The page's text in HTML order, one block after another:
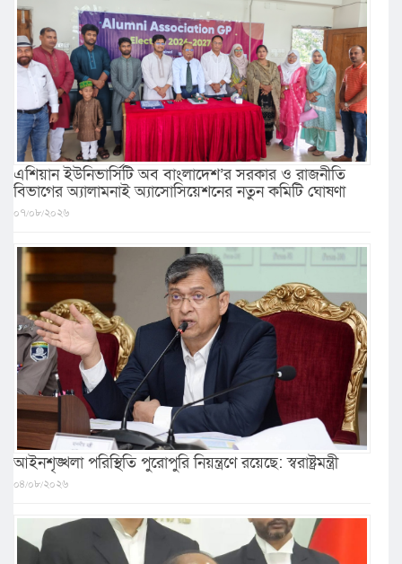
এশিয়ান ইউনিভার্সিটি অব বাংলাদেশ’র সরকার ও রাজনীতি
বিভাগের অ্যালামনাই অ্যাসোসিয়েশনের নতুন কমিটি ঘোষণা
০৭/০৮/২০২৬
আইনশৃঙ্খলা পরিস্থিতি পুরোপুরি নিয়ন্ত্রণে রয়েছে: স্বরাষ্ট্রমন্ত্রী
০৪/০৮/২০২৬